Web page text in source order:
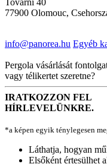
Tovární 40
77900 Olomouc,
info@panorea.hu Egyéb
Pergola vásárlását
vagy télikertet szeretne?
IRATKOZZON FEL
HÍRLEVELÜNKRE.
*a képen egyik ténylegesen
Láthatja, hogyan
Elsőként értesülhet